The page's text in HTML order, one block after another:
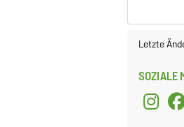
Letzte
SOZIALE